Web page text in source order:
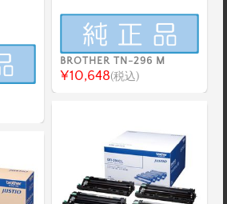
BROTHER TN-296 M
¥10,648(税込)